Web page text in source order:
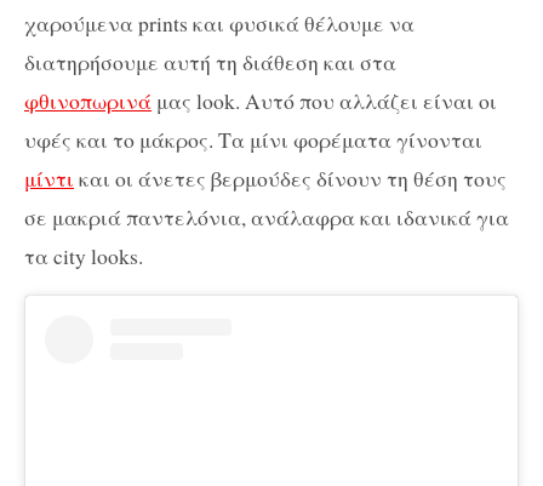
χαρούμενα prints και φυσικά θέλουμε να
διατηρήσουμε αυτή τη διάθεση και στα
φθινοπωρινά μας look. Αυτό που αλλάζει είναι οι
υφές και το μάκρος. Τα μίνι φορέματα γίνονται
μίντι και οι άνετες βερμούδες δίνουν τη θέση τους
σε μακριά παντελόνια, ανάλαφρα και ιδανικά για
τα city looks.